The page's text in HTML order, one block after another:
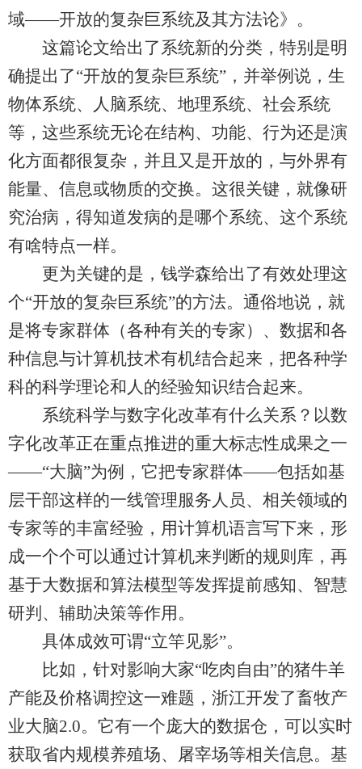
域——开放的复杂巨系统及其方法论》。
这篇论文给出了系统新的分类，特别是明
确提出了“开放的复杂巨系统”，并举例说，生
物体系统、人脑系统、地理系统、社会系统
等，这些系统无论在结构、功能、行为还是演
化方面都很复杂，并且又是开放的，与外界有
能量、信息或物质的交换。这很关键，就像研
究治病，得知道发病的是哪个系统、这个系统
有啥特点一样。
更为关键的是，钱学森给出了有效处理这
个“开放的复杂巨系统”的方法。通俗地说，就
是将专家群体（各种有关的专家）、数据和各
种信息与计算机技术有机结合起来，把各种学
科的科学理论和人的经验知识结合起来。
系统科学与数字化改革有什么关系？以数
字化改革正在重点推进的重大标志性成果之一
——“大脑”为例，它把专家群体——包括如基
层干部这样的一线管理服务人员、相关领域的
专家等的丰富经验，用计算机语言写下来，形
成一个个可以通过计算机来判断的规则库，再
基于大数据和算法模型等发挥提前感知、智慧
研判、辅助决策等作用。
具体成效可谓“立竿见影”。
比如，针对影响大家“吃肉自由”的猪牛羊
产能及价格调控这一难题，浙江开发了畜牧产
业大脑2.0。它有一个庞大的数据仓，可以实时
获取省内规模养殖场、屠宰场等相关信息。基